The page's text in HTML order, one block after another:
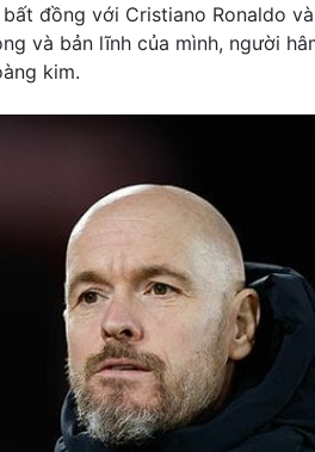
đồng với Cristiano Ronaldo
và bản lĩnh của mình, người
kim.